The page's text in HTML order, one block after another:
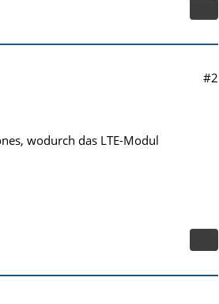
#2
wodurch das LTE-Modul